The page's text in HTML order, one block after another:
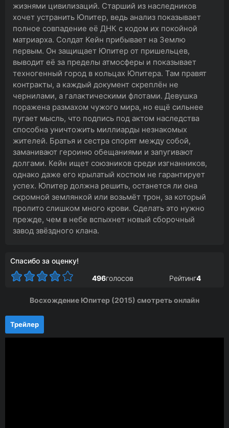
жизнями цивилизаций. Старший из наследников
хочет устранить Юпитер, ведь анализ показывает
полное совпадение её ДНК с кодом их покойной
матриарха. Солдат Кейн прибывает на Землю
первым. Он защищает Юпитер от пришельцев,
выводит её за пределы атмосферы и показывает
техногенный город в кольцах Юпитера. Там правят
контракты, а каждый документ скреплён не
чернилами, а галактическими флотами. Девушка
поражена размахом чужого мира, но ещё сильнее
пугает мысль, что подпись под актом наследства
способна уничтожить миллиарды незнакомых
жителей. Братья и сестра спорят между собой,
заманивают героиню обещаниями и запугивают
долгами. Кейн ищет союзников среди изгнанников,
однако даже его крылатый костюм не гарантирует
успех. Юпитер должна решить, останется ли она
скромной землянкой или возьмёт трон, за который
пролито слишком много крови. Сделать это нужно
прежде, чем в небе вспыхнет новый сборочный
завод звёздного клана.
Спасибо за оценку!
496голосов Рейтинг4
Восхождение Юпитер (2015) смотреть онлайн
Трейлер